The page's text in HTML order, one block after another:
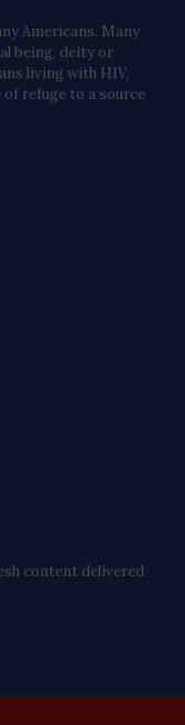
Americans. Many
being, deity or
living with HIV,
refuge to a source
content delivered